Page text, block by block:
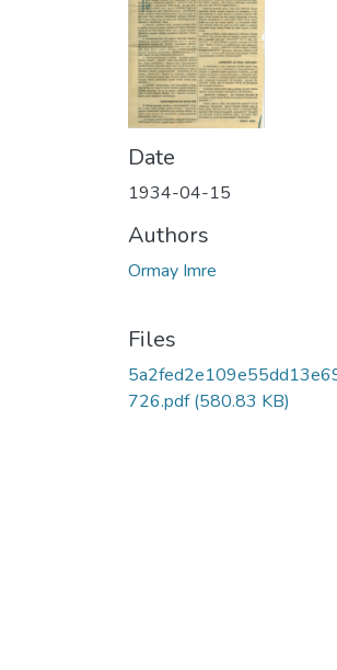
Date
1934-04-15
Authors
Ormay Imre
Files
726.pdf(580.83 KB)